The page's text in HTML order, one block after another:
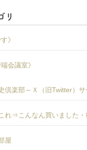
リ
》
会議室》
倶楽部～Ｘ（旧Twitter）
れ⇒こんなん買いました・
屋